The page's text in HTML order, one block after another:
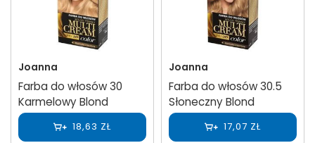
Joanna
Farba do włosów 30
Karmelowy Blond
18,63 ZŁ
Joanna
Farba do włosów 30.5
Słoneczny Blond
17,07 ZŁ